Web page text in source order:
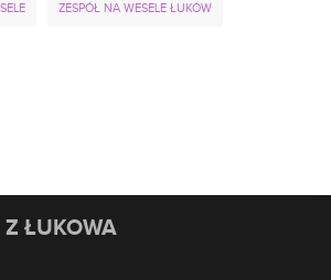
ZESPÓŁ NA WESELE ŁUKÓW
Z ŁUKOWA